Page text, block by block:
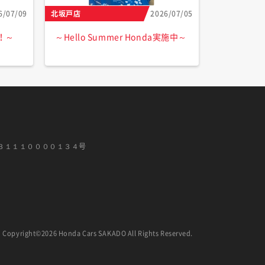
07/09
～
北坂戸店 2026/07/05
～Hello Summer Honda実施中～
１１１００００１３４号
Copyright©2026 Honda Cars SAKADO All Rights Reserved.